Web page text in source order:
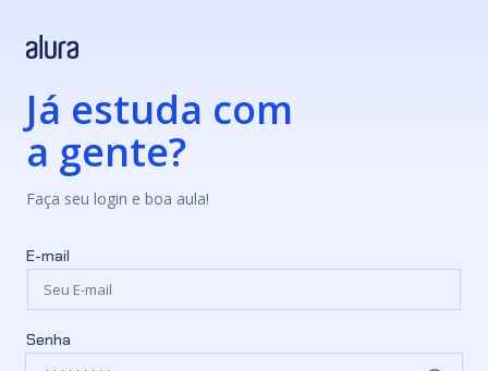
Já estuda com
a gente?
Faça seu login e boa aula!
E-mail
Senha